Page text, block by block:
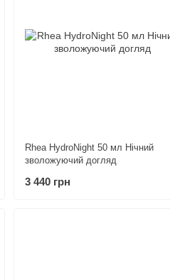
Rhea HydroNight 50 мл Нічний
зволожуючий догляд
3 440 грн